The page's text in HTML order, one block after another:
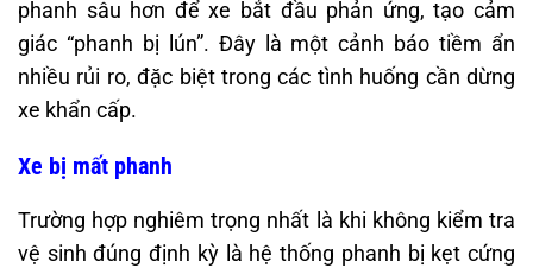
phanh sâu hơn để xe bắt đầu phản ứng, tạo cảm
giác “phanh bị lún”. Đây là một cảnh báo tiềm ẩn
nhiều rủi ro, đặc biệt trong các tình huống cần dừng
xe khẩn cấp.
Xe bị mất phanh
Trường hợp nghiêm trọng nhất là khi không kiểm tra
vệ sinh đúng định kỳ là hệ thống phanh bị kẹt cứng